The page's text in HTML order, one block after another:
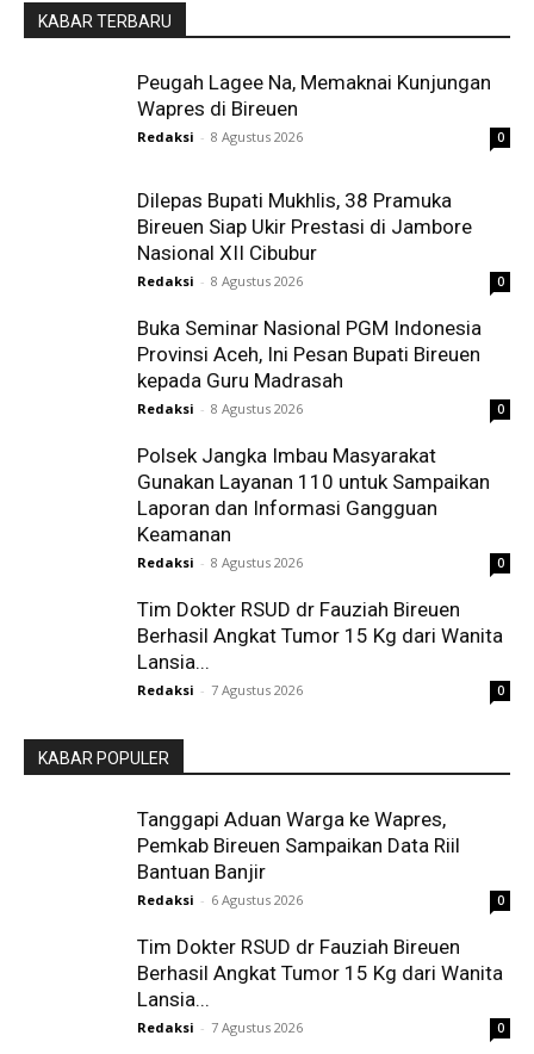
KABAR TERBARU
Peugah Lagee Na, Memaknai Kunjungan
Wapres di Bireuen
Redaksi - 8 Agustus 2026 0
Dilepas Bupati Mukhlis, 38 Pramuka
Bireuen Siap Ukir Prestasi di Jambore
Nasional XII Cibubur
Redaksi - 8 Agustus 2026 0
Buka Seminar Nasional PGM Indonesia
Provinsi Aceh, Ini Pesan Bupati Bireuen
kepada Guru Madrasah
Redaksi - 8 Agustus 2026 0
Polsek Jangka Imbau Masyarakat
Gunakan Layanan 110 untuk Sampaikan
Laporan dan Informasi Gangguan
Keamanan
Redaksi - 8 Agustus 2026 0
Tim Dokter RSUD dr Fauziah Bireuen
Berhasil Angkat Tumor 15 Kg dari Wanita
Lansia...
Redaksi - 7 Agustus 2026 0
KABAR POPULER
Tanggapi Aduan Warga ke Wapres,
Pemkab Bireuen Sampaikan Data Riil
Bantuan Banjir
Redaksi - 6 Agustus 2026 0
Tim Dokter RSUD dr Fauziah Bireuen
Berhasil Angkat Tumor 15 Kg dari Wanita
Lansia...
Redaksi - 7 Agustus 2026 0